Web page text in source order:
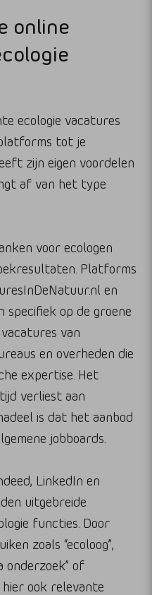
online
ecologie vacatures
tot je
zijn eigen voordelen
af van het type
voor ecologen
Platforms
en
specifiek op de groene
van
en overheden die
expertise. Het
verliest aan
is dat het aanbod
jobboards.
LinkedIn en
uitgebreide
functies. Door
zoals “ecoloog”,
onderzoek” of
hier ook relevante